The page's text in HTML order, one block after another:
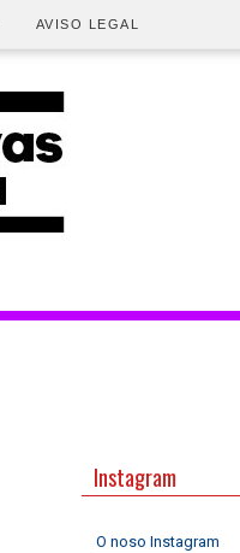
AVISO LEGAL
Instagram
O noso Instagram